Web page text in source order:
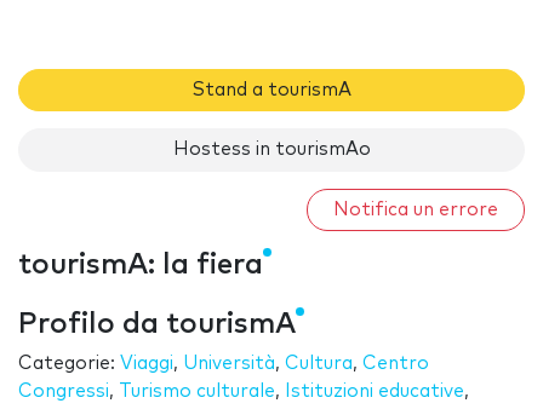
Stand a tourismA
Hostess in tourismAo
Notifica un errore
tourismA: la fiera
Profilo da tourismA
Categorie: Viaggi, Università, Cultura, Centro
Congressi, Turismo culturale, Istituzioni educative,